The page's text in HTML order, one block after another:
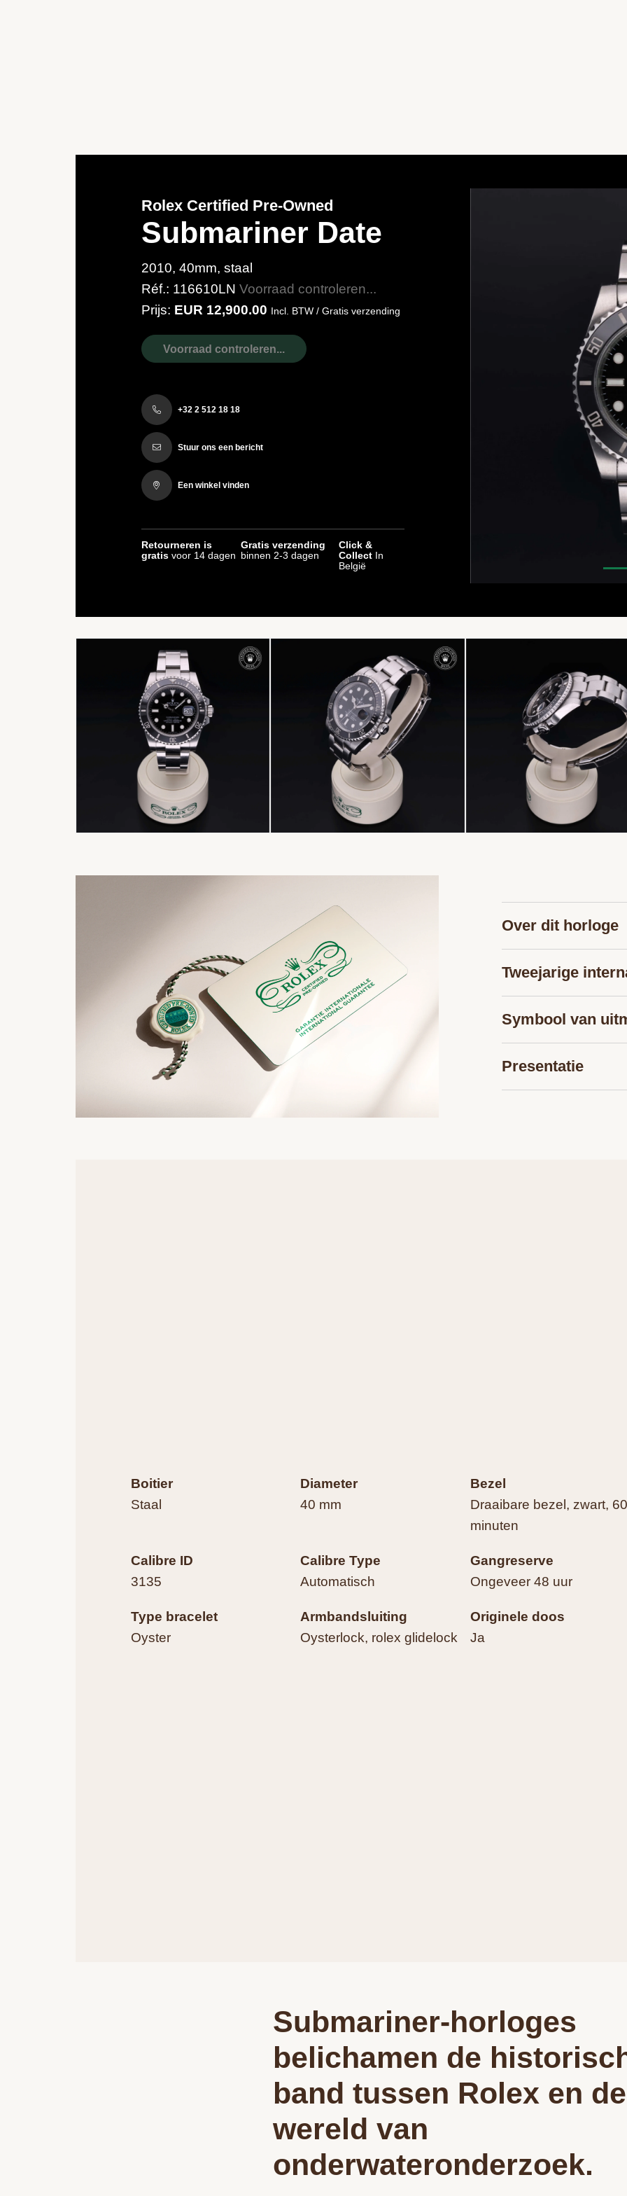
Rolex Certified Pre‑Owned
Submariner Date
2010, 40mm, staal
Réf.: 116610LN Voorraad controleren...
Prijs: EUR 12,900.00 Incl. BTW / Gratis verzending
Voorraad controleren...
+32 2 512 18 18
Stuur ons een bericht
Een winkel vinden
Retourneren is
gratisvoor 14 dagen
Gratis verzending
binnen 2-3 dagen
Click &
CollectIn
België
Over dit horloge
Tweejarige
Symbool van
Presentatie
Boitier
Staal
Diameter
40 mm
Bezel
Draaibare bezel, zwart, 60
minuten
Calibre ID
3135
Calibre Type
Automatisch
Gangreserve
Ongeveer 48 uur
Type bracelet
Oyster
Armbandsluiting
Oysterlock, rolex glidelock
Originele doos
Ja
Submariner-horloges
belichamen de
band tussen Rolex en de
wereld van
onderwateronderzoek.